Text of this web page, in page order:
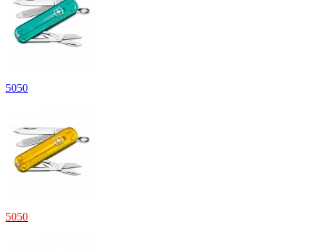
5050
5050